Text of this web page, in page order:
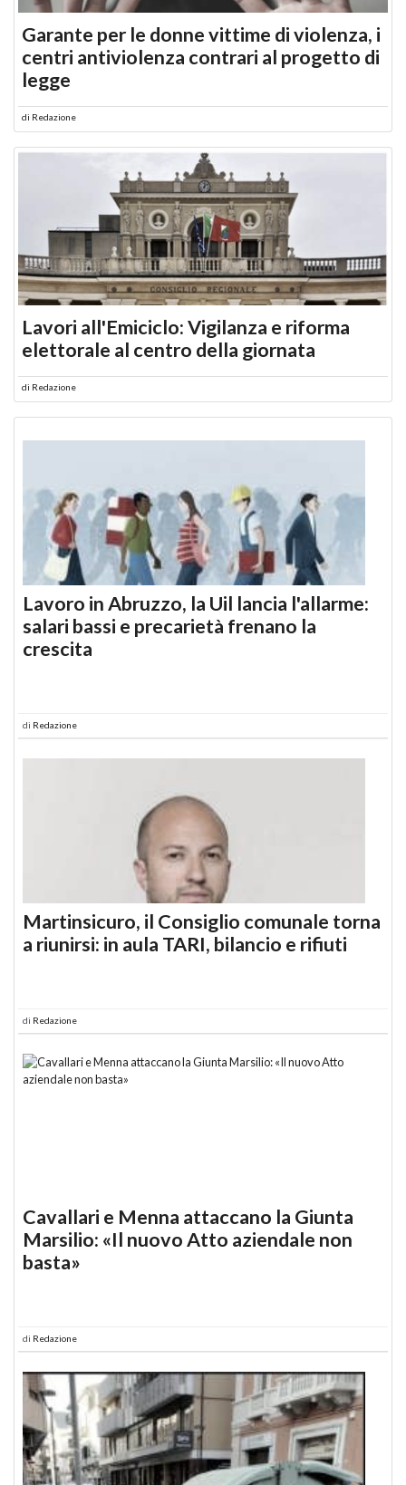
Garante per le donne vittime di violenza, i
centri antiviolenza contrari al progetto di
legge
di Redazione
Lavori all'Emiciclo: Vigilanza e riforma
elettorale al centro della giornata
di Redazione
Lavoro in Abruzzo, la Uil lancia l'allarme:
salari bassi e precarietà frenano la
crescita
di Redazione
Martinsicuro, il Consiglio comunale torna
a riunirsi: in aula TARI, bilancio e rifiuti
di Redazione
Cavallari e Menna attaccano la Giunta
Marsilio: «Il nuovo Atto aziendale non
basta»
di Redazione